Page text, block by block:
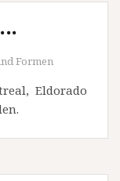
Formen
Eldorado